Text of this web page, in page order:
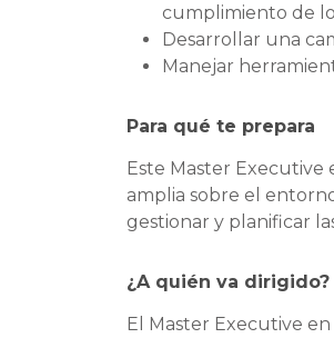
cumplimiento de
Desarrollar una
Manejar
Para qué te prepara
Este Master Executive
amplia sobre el
gestionar y planificar
¿A quién va dirigido?
El Master Executive